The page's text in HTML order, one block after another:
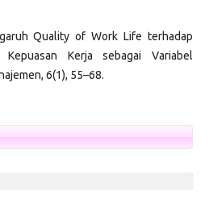
Quality of Work Life terhadap
Kerja sebagai Variabel
6(1), 55–68.